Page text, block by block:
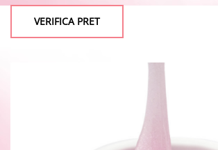
VERIFICA PRET